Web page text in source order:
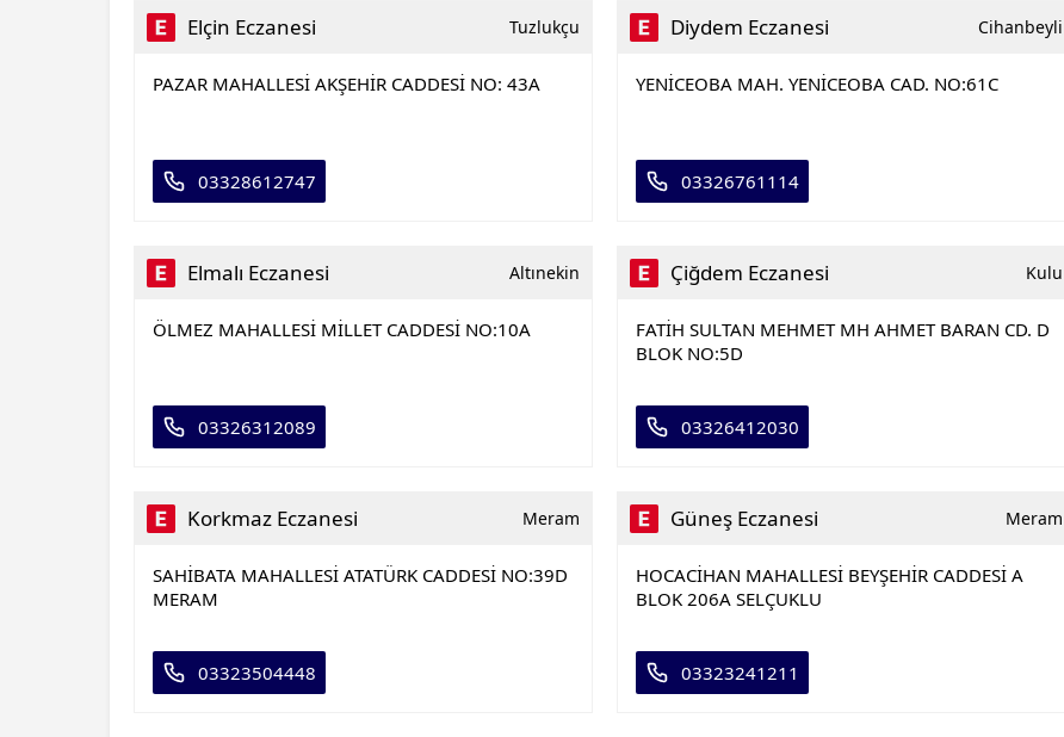
Elçin Eczanesi Tuzlukçu
PAZAR MAHALLESİ AKŞEHİR CADDESİ NO: 43A
03328612747
Diydem Eczanesi Cihanbeyli
YENİCEOBA MAH. YENİCEOBA CAD. NO:61C
03326761114
Elmalı Eczanesi Altınekin
ÖLMEZ MAHALLESİ MİLLET CADDESİ NO:10A
03326312089
Çiğdem Eczanesi Kulu
FATİH SULTAN MEHMET MH AHMET BARAN CD. D
BLOK NO:5D
03326412030
Korkmaz Eczanesi Meram
SAHİBATA MAHALLESİ ATATÜRK CADDESİ NO:39D
MERAM
03323504448
Güneş Eczanesi Meram
HOCACİHAN MAHALLESİ BEYŞEHİR CADDESİ A
BLOK 206A SELÇUKLU
03323241211